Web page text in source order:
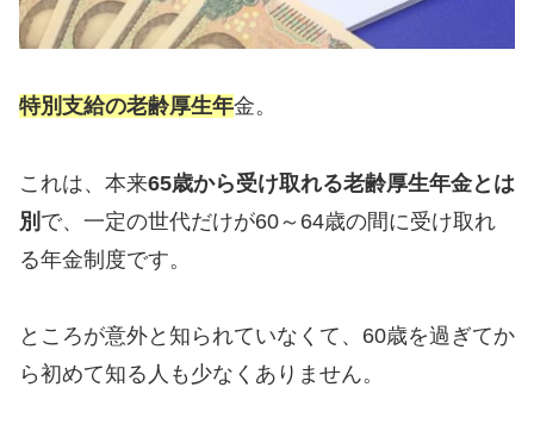
特別支給の老齢厚生年金。
これは、本来65歳から受け取れる老齢厚生年金とは
別 で、一定の世代だけが60～64歳の間に受け取れ
る年金制度です。
ところが意外と知られていなくて、60歳を過ぎてか
ら初めて知る人も少なくありません。